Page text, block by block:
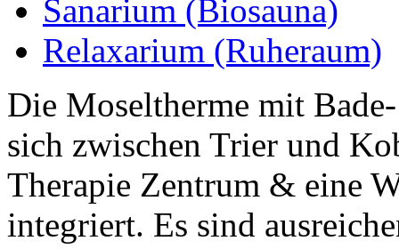
Sanarium (Biosauna)
Relaxarium (Ruheraum)
Die Moseltherme mit
sich zwischen Trier und
Therapie Zentrum & eine
integriert. Es sind